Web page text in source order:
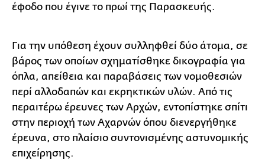
έφοδο που έγινε το πρωί της Παρασκευής.
Για την υπόθεση έχουν συλληφθεί δύο άτομα, σε
βάρος των οποίων σχηματίσθηκε δικογραφία για
όπλα, απείθεια και παραβάσεις των νομοθεσιών
περί αλλοδαπών και εκρηκτικών υλών. Από τις
περαιτέρω έρευνες των Αρχών, εντοπίστηκε σπίτι
στην περιοχή των Αχαρνών όπου διενεργήθηκε
έρευνα, στο πλαίσιο συντονισμένης αστυνομικής
επιχείρησης.